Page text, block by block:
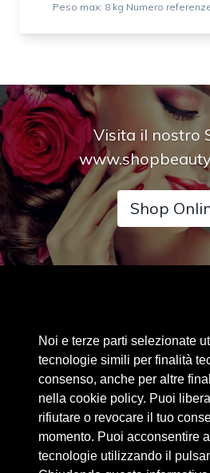
Noi e terze parti selezionate
tecnologie simili per finalità
consenso, anche per altre
nella cookie policy. Puoi
rifiutare o revocare il tuo
momento. Puoi acconsentire
tecnologie utilizzando il
Peso max: 8 kg Numero
Visita il nostro
Shop
Cookie
Privacy
Privacy Clienti /